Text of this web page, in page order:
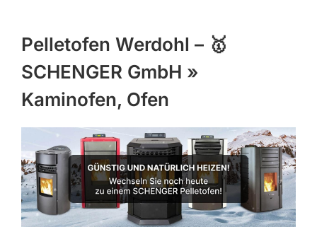
UNTERNEHMEN
PROFIL
WARENKORB
PRODUCTS
SEARCH
Pelletofen Werdohl – 🥇
SCHENGER GmbH »
Kaminofen, Ofen